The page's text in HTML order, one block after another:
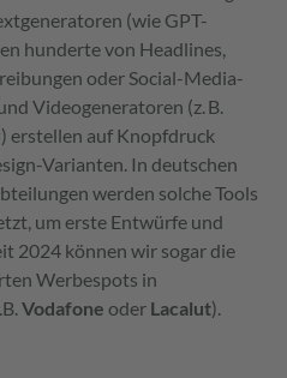
(wie GPT-
hunderte von Headlines,
oder Social-Media-
Videogeneratoren (z. B.
) erstellen auf Knopfdruck
Varianten. In deutschen
werden solche Tools
um erste Entwürfe und
2024 können wir sogar die
Werbespots in
Vodafone oder Lacalut).